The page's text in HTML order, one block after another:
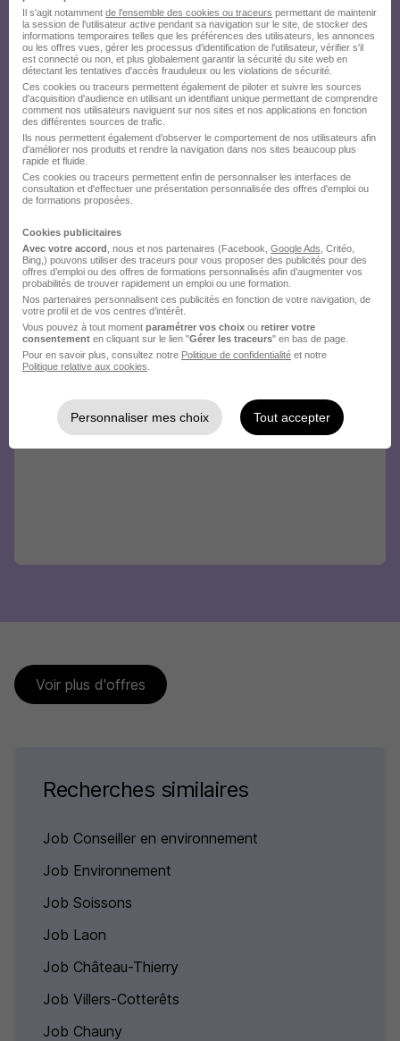
Voir plus d'offres
Recherches similaires
Job Conseiller en environnement
Job Environnement
Job Soissons
Job Laon
Job Château-Thierry
Job Villers-Cotterêts
Job Chauny
Il s'agit notamment de l'ensemble des cookies ou traceurs permettant de maintenir
la session de l'utilisateur active pendant sa navigation sur le site, de stocker des
informations temporaires telles que les préférences des utilisateurs, les annonces
ou les offres vues, gérer les processus d'identification de l'utilisateur, vérifier s'il
est connecté ou non, et plus globalement garantir la sécurité du site web en
détectant les tentatives d'accès frauduleux ou les violations de sécurité.
Ces cookies ou traceurs permettent également de piloter et suivre les sources
d'acquisition d'audience en utilisant un identifiant unique permettant de comprendre
comment nos utilisateurs naviguent sur nos sites et nos applications en fonction
des différentes sources de trafic.
Ils nous permettent également d’observer le comportement de nos utilisateurs afin
d'améliorer nos produits et rendre la navigation dans nos sites beaucoup plus
rapide et fluide.
Ces cookies ou traceurs permettent enfin de personnaliser les interfaces de
consultation et d'effectuer une présentation personnalisée des offres d'emploi ou
de formations proposées.
Cookies publicitaires
Avec votre accord , nous et nos partenaires (Facebook, Google Ads , Critéo,
Bing,) pouvons utiliser des traceurs pour vous proposer des publicités pour des
offres d’emploi ou des offres de formations personnalisés afin d’augmenter vos
probabilités de trouver rapidement un emploi ou une formation.
Nos partenaires personnalisent ces publicités en fonction de votre navigation, de
votre profil et de vos centres d’intérêt.
Vous pouvez à tout moment paramétrer vos choix ou retirer votre
consentement en cliquant sur le lien "Gérer les traceurs" en bas de page.
Pour en savoir plus, consultez notre Politique de confidentialité et notre
Politique relative aux cookies
Personnaliser mes choix Tout accepter